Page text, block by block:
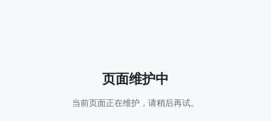
页面维护中
当前页面正在维护，请稍后再试。